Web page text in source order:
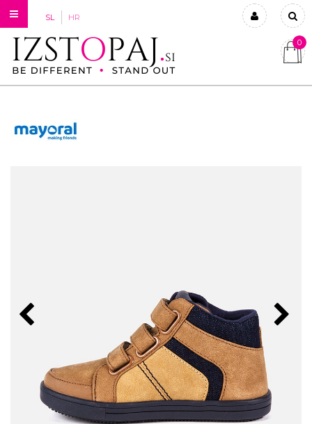
SL HR
Prijavi se
0